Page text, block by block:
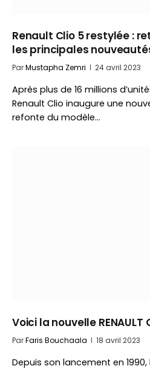
Renault Clio 5 restylée :
les principales
ParMustapha Zemri 24 avril 2023
Après plus de 16 millions
Renault Clio inaugure une
refonte du modèle…
Voici la nouvelle RENAULT
ParFaris Bouchaala 18 avril 2023
Depuis son lancement en